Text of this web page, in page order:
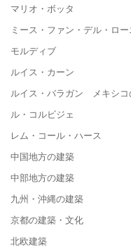
マリオ・ボッタ
ミース・ファン・デル・
モルディブ
ルイス・カーン
ルイス・バラガン メキシコ
ル・コルビジェ
レム・コール・ハース
中国地方の建築
中部地方の建築
九州・沖縄の建築
京都の建築・文化
北欧建築